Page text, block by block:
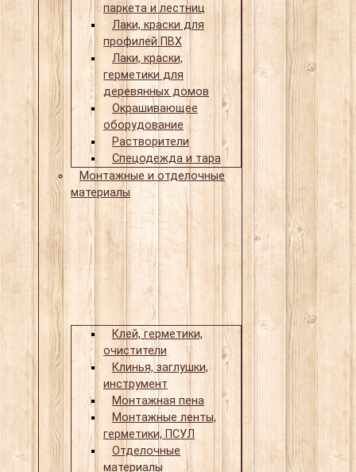
паркета и лестниц
Лаки, краски для
профилей ПВХ
Лаки, краски,
герметики для
деревянных домов
Окрашивающее
оборудование
Растворители
Спецодежда и тара
Монтажные и отделочные
материалы
Клей, герметики,
очистители
Клинья, заглушки,
инструмент
Монтажная пена
Монтажные ленты,
герметики, ПСУЛ
Отделочные
материалы